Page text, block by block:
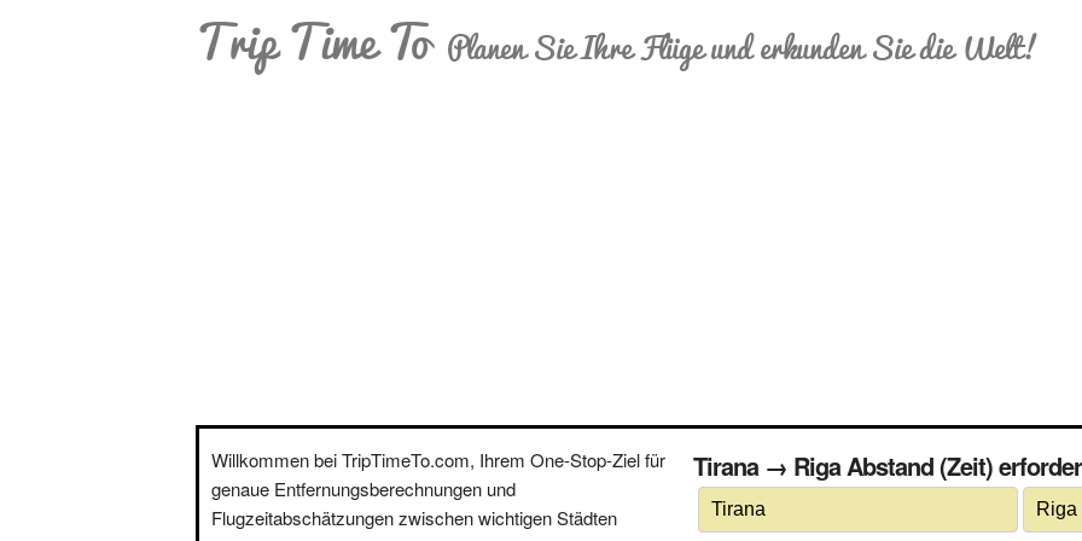
Trip Time To Planen Sie Ihre Flüge und erkunden Sie die Welt!
Willkommen bei TripTimeTo.com, Ihrem One-Stop-Ziel für
genaue Entfernungsberechnungen und
Flugzeitabschätzungen zwischen wichtigen Städten
Tirana → Riga Abstand (Zeit)